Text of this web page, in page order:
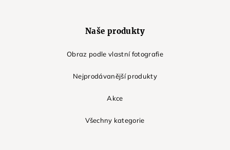
Naše produkty
Obraz podle vlastní fotografie
Nejprodávanější produkty
Akce
Všechny kategorie